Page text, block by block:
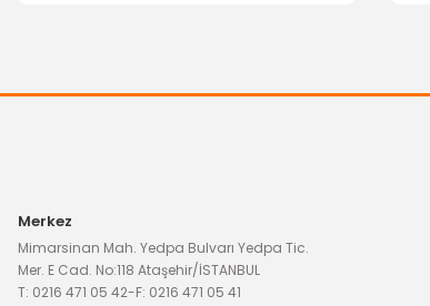
Arka Cam Sol Silecek Kolu Çift Kapı Transit V184
Merkez
Mimarsinan Mah. Yedpa Bulvarı Yedpa Tic.
Mer. E Cad. No:118 Ataşehir/İSTANBUL
T: 0216 471 05 42-F: 0216 471 05 41